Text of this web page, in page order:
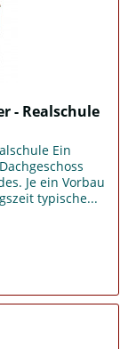
- Realschule
Ein
Je ein Vorbau
typische...